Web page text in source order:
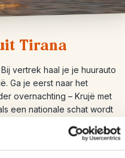
Tirana
vertrek haal je je huurauto
Ga je eerst naar het
overnachting – Krujë met
een nationale schat wordt
Prizren in KosovoofOhrid